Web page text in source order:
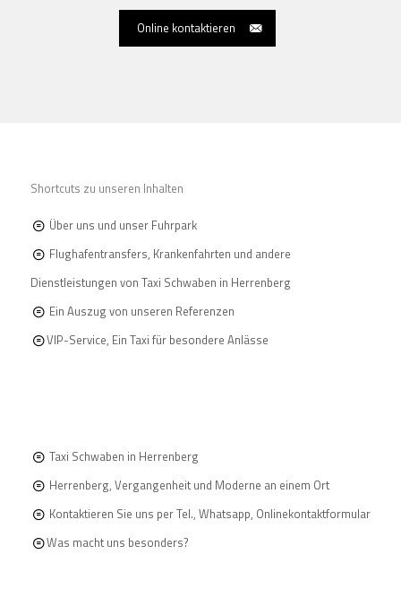
Online kontaktieren
Shortcuts zu unseren Inhalten
Über uns und unser Fuhrpark
Flughafentransfers, Krankenfahrten und andere
Dienstleistungen von Taxi Schwaben in Herrenberg
Ein Auszug von unseren Referenzen
VIP-Service, Ein Taxi für besondere Anlässe
Taxi Schwaben in Herrenberg
Herrenberg, Vergangenheit und Moderne an einem Ort
Kontaktieren Sie uns per Tel., Whatsapp, Onlinekontaktformular
Was macht uns besonders?